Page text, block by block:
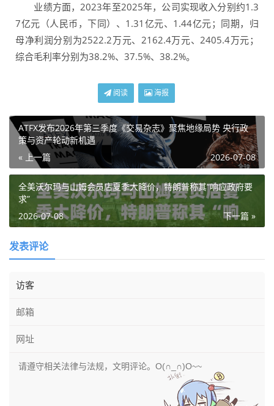
业绩方面，2023年至2025年，公司实现收入分别约1.3
7亿元（人民币，下同）、1.31亿元、1.44亿元；同期，归
母净利润分别为2522.2万元、2162.4万元、2405.4万元；
综合毛利率分别为38.2%、37.5%、38.2%。
阅读 海报
ATFX发布2026年第三季度《交易杂志》聚焦地缘局势 央行政
策与资产轮动新机遇
« 上一篇
2026-07-08
全美沃尔玛与山姆会员店夏季大降价，特朗普称其“响应政府要
求”
下一篇 »
2026-07-08
发表评论